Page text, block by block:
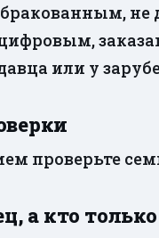
не
или у
проверьте
а кто